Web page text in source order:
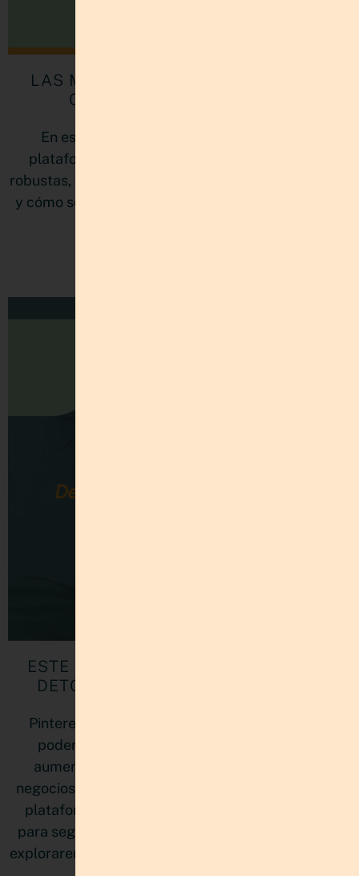
LAS MEJORES PLATAFORMAS PARA
CREAR TU TIENDA ONLINE
En este post, exploraremos algunas de las
plataformas de e-commerce más populares y
robustas, comparando sus características, ventajas
y cómo se adaptan a diferentes tipos de negocios.
ESTE SERVICIO DE PINTEREST ES EL
DETOX QUE TU CUENTA NECESITA
Pinterest se ha convertido en una herramienta
poderosa para emprendedores que buscan
aumentar su visibilidad y atraer tráfico a sus
negocios. Sin embargo, al igual que cualquier otra
plataforma, necesita un mantenimiento regular
para seguir siendo efectivo. Por eso, en este post,
exploraremos juntas por qué es necesario optimizar